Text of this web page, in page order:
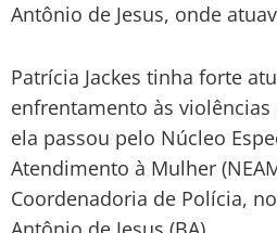
Antônio de Jesus, onde
Patrícia Jackes tinha forte
enfrentamento às violências
ela passou pelo Núcleo
Atendimento à Mulher
Coordenadoria de Polícia,